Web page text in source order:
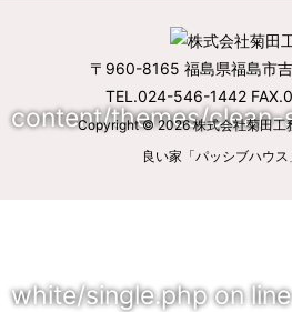
content/themes/clean-
white/single.phpon line
〒960-8165 福島県福島市
TEL.024-546-1442
Copyright © 2026株式会社菊田工
良い家「パッシブハウ